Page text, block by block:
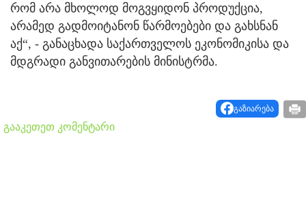
რომ არა მხოლოდ მოგვყიდონ პროდუქცია,
არამედ გადმოიტანონ წარმოებები და გახსნან
აქ“, - განაცხადა საქართველოს ეკონომიკისა და
მდგრადი განვითარების მინისტრმა.
გაზიარება
გააკეთეთ კომენტარი